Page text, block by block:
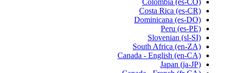
Colombia (es-CO)
Costa Rica (es-CR)
Dominicana (es-DO)
Peru (es-PE)
Slovenian (sl-SI)
South Africa (en-ZA)
Canada - English (en-CA)
Japan (ja-JP)